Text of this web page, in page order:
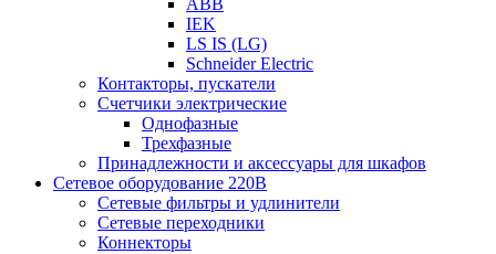
ABB
IEK
LS IS (LG)
Schneider Electric
Контакторы, пускатели
Счетчики электрические
Однофазные
Трехфазные
Принадлежности и аксессуары для шкафов
Сетевое оборудование 220В
Сетевые фильтры и удлинители
Сетевые переходники
Коннекторы